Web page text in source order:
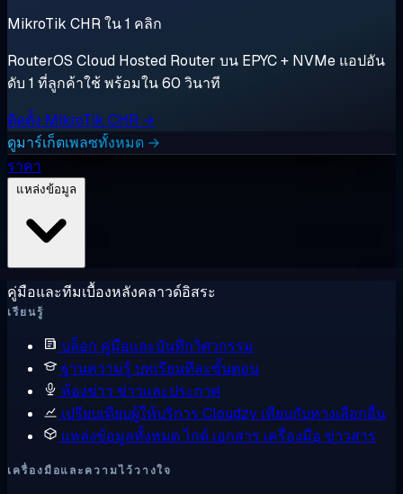
MikroTik CHR ใน 1 คลิก
RouterOS Cloud Hosted Router บน EPYC + NVMe แอปอัน
ดับ 1 ที่ลูกค้าใช้ พร้อมใน 60 วินาที
ติดตั้ง MikroTik CHR →
ดูมาร์เก็ตเพลซทั้งหมด →
ราคา
คู่มือและทีมเบื้องหลังคลาวด์อิสระ
เรียนรู้
บล็อก คู่มือและบันทึกวิศวกรรม
ฐานความรู้ บทเรียนทีละขั้นตอน
ห้องข่าว ข่าวและประกาศ
เปรียบเทียบผู้ให้บริการ Cloudzy เทียบกับทางเลือกอื่น
แหล่งข้อมูลทั้งหมดไกด์ เอกสาร เครื่องมือ ข่าวสาร
เครื่องมือและความไว้วางใจ